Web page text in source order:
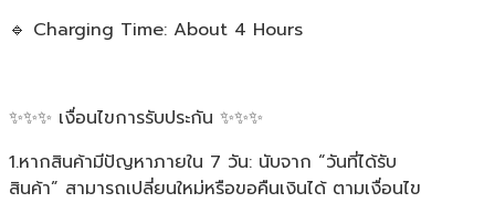
🔹 Charging Time: About 4 Hours
✨✨✨ เงื่อนไขการรับประกัน ✨✨✨
1.หากสินค้ามีปัญหาภายใน 7 วัน: นับจาก “วันที่ได้รับ
สินค้า” สามารถเปลี่ยนใหม่หรือขอคืนเงินได้ ตามเงื่อนไข